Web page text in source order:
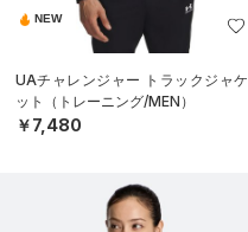
NEW
UAチャレンジャー トラックジャケ
ット（トレーニング/MEN）
￥7,480